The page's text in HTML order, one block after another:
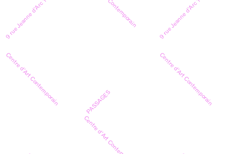
Centre d’Art Contemporain PASSAGES
Centre d’Art Contemporain
Centre d’Art Contemporain